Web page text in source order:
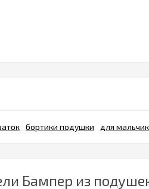
бортики подушки для
Бампер из